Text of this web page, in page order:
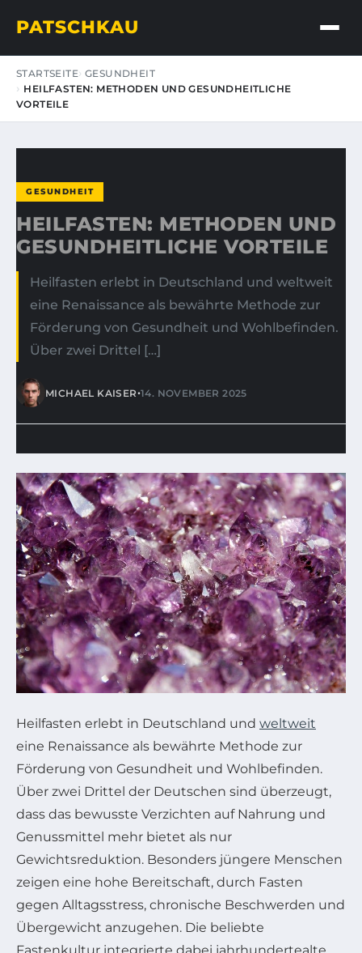
PATSCHKAU
STARTSEITE GESUNDHEIT
HEILFASTEN: METHODEN UND GESUNDHEITLICHE
VORTEILE
GESUNDHEIT
HEILFASTEN: METHODEN UND
GESUNDHEITLICHE VORTEILE
Heilfasten erlebt in Deutschland und weltweit
eine Renaissance als bewährte Methode zur
Förderung von Gesundheit und Wohlbefinden.
Über zwei Drittel […]
MICHAEL KAISER•14. NOVEMBER 2025
Heilfasten erlebt in Deutschland und weltweit
eine Renaissance als bewährte Methode zur
Förderung von Gesundheit und Wohlbefinden.
Über zwei Drittel der Deutschen sind überzeugt,
dass das bewusste Verzichten auf Nahrung und
Genussmittel mehr bietet als nur
Gewichtsreduktion. Besonders jüngere Menschen
zeigen eine hohe Bereitschaft, durch Fasten
gegen Alltagsstress, chronische Beschwerden und
Übergewicht anzugehen. Die beliebte